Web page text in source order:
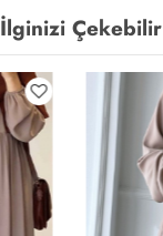
İlginizi Çekebilir